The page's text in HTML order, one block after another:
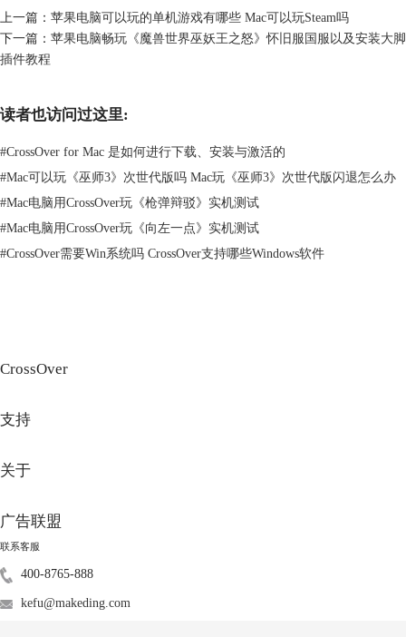
图2：Steam中的评价
成功安装Steam后，打开Steam登录账户，在Steam中可以下载《模拟人生
4》，成功安装后便能畅玩游戏了。
上一篇： 苹果电脑可以玩的单机游戏有哪些 Mac可以玩Steam吗
下一篇： 苹果电脑畅玩《魔兽世界巫妖王之怒》怀旧服国服以及安装大脚
插件教程
读者也访问过这里:
#CrossOver for Mac 是如何进行下载、安装与激活的
#Mac可以玩《巫师3》次世代版吗 Mac玩《巫师3》次世代版闪退怎么办
#Mac电脑用CrossOver玩《枪弹辩驳》实机测试
#Mac电脑用CrossOver玩《向左一点》实机测试
#CrossOver需要Win系统吗 CrossOver支持哪些Windows软件
CrossOver
支持
关于
广告联盟
联系客服
400-8765-888
kefu@makeding.com